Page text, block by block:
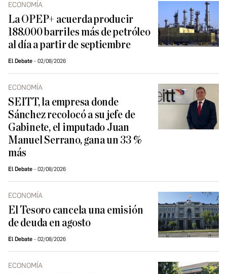
ECONOMÍA
La OPEP+ acuerda producir
188.000 barriles más de petróleo
al día a partir de septiembre
El Debate 02/08/2026
ECONOMÍA
SEITT, la empresa donde
Sánchez recolocó a su jefe de
Gabinete, el imputado Juan
Manuel Serrano, gana un 33 %
más
El Debate 02/08/2026
ECONOMÍA
El Tesoro cancela una emisión
de deuda en agosto
El Debate 02/08/2026
ECONOMÍA